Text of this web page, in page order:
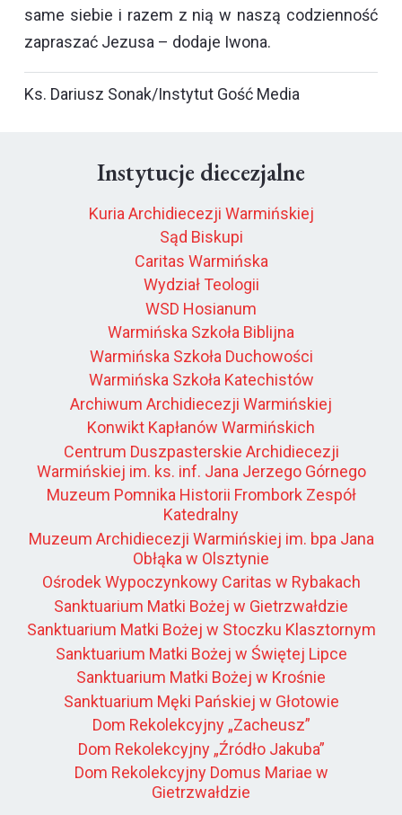
same siebie i razem z nią w naszą codzienność
zapraszać Jezusa – dodaje Iwona.
Ks. Dariusz Sonak/Instytut Gość Media
Instytucje diecezjalne
Kuria Archidiecezji Warmińskiej
Sąd Biskupi
Caritas Warmińska
Wydział Teologii
WSD Hosianum
Warmińska Szkoła Biblijna
Warmińska Szkoła Duchowości
Warmińska Szkoła Katechistów
Archiwum Archidiecezji Warmińskiej
Konwikt Kapłanów Warmińskich
Centrum Duszpasterskie Archidiecezji
Warmińskiej im. ks. inf. Jana Jerzego Górnego
Muzeum Pomnika Historii Frombork Zespół
Katedralny
Muzeum Archidiecezji Warmińskiej im. bpa Jana
Obłąka w Olsztynie
Ośrodek Wypoczynkowy Caritas w Rybakach
Sanktuarium Matki Bożej w Gietrzwałdzie
Sanktuarium Matki Bożej w Stoczku Klasztornym
Sanktuarium Matki Bożej w Świętej Lipce
Sanktuarium Matki Bożej w Krośnie
Sanktuarium Męki Pańskiej w Głotowie
Dom Rekolekcyjny „Zacheusz”
Dom Rekolekcyjny „Źródło Jakuba”
Dom Rekolekcyjny Domus Mariae w
Gietrzwałdzie